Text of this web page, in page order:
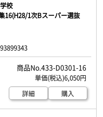
校
16(H28/1次Bスーパー選抜
433-D0301-16
6,050円
詳細
購入